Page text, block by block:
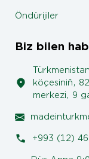
Öndürijiler
Biz bilen
köçesiniň,
merkezi, 9
+993 (12)